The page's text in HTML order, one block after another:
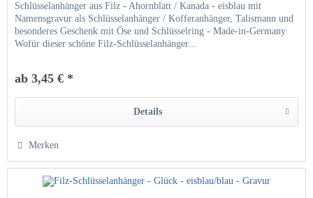
Schlüsselanhänger aus Filz - Ahornblatt / Kanada - eisblau mit
Namensgravur als Schlüsselanhänger / Kofferanhänger, Talismann und
besonderes Geschenk mit Öse und Schlüsselring - Made-in-Germany
Wofür dieser schöne Filz-Schlüsselanhänger...
ab 3,45 € *
Details
Merken